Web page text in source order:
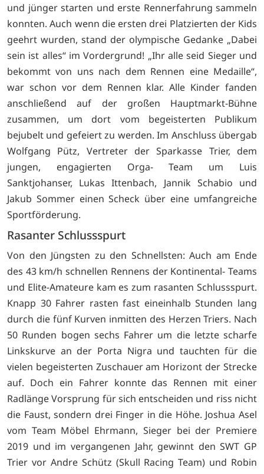
und jünger starten und erste Rennerfahrung sammeln
konnten. Auch wenn die ersten drei Platzierten der Kids
geehrt wurden, stand der olympische Gedanke „Dabei
sein ist alles“ im Vordergrund! „Ihr alle seid Sieger und
bekommt von uns nach dem Rennen eine Medaille“,
war schon vor dem Rennen klar. Alle Kinder fanden
anschließend auf der großen Hauptmarkt-Bühne
zusammen, um dort vom begeisterten Publikum
bejubelt und gefeiert zu werden. Im Anschluss übergab
Wolfgang Pütz, Vertreter der Sparkasse Trier, dem
jungen, engagierten Orga- Team um Luis
Sanktjohanser, Lukas Ittenbach, Jannik Schabio und
Jakub Sommer einen Scheck über eine umfangreiche
Sportförderung.
Rasanter Schlussspurt
Von den Jüngsten zu den Schnellsten: Auch am Ende
des 43 km/h schnellen Rennens der Kontinental- Teams
und Elite-Amateure kam es zum rasanten Schlussspurt.
Knapp 30 Fahrer rasten fast eineinhalb Stunden lang
durch die fünf Kurven inmitten des Herzen Triers. Nach
50 Runden bogen sechs Fahrer um die letzte scharfe
Linkskurve an der Porta Nigra und tauchten für die
vielen begeisterten Zuschauer am Horizont der Strecke
auf. Doch ein Fahrer konnte das Rennen mit einer
Radlänge Vorsprung für sich entscheiden und riss nicht
die Faust, sondern drei Finger in die Höhe. Joshua Asel
vom Team Möbel Ehrmann, Sieger bei der Premiere
2019 und im vergangenen Jahr, gewinnt den SWT GP
Trier vor Andre Schütz (Skull Racing Team) und Robin